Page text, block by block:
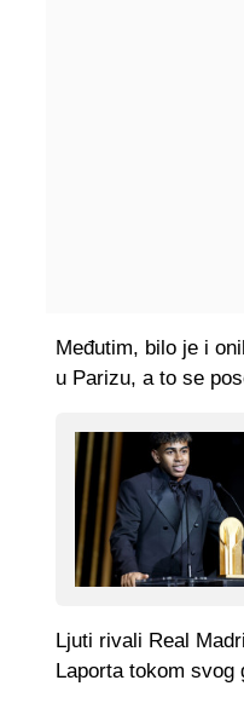
Međutim, bilo je i
u Parizu, a to se
Ljuti rivali Real
Laporta tokom svog